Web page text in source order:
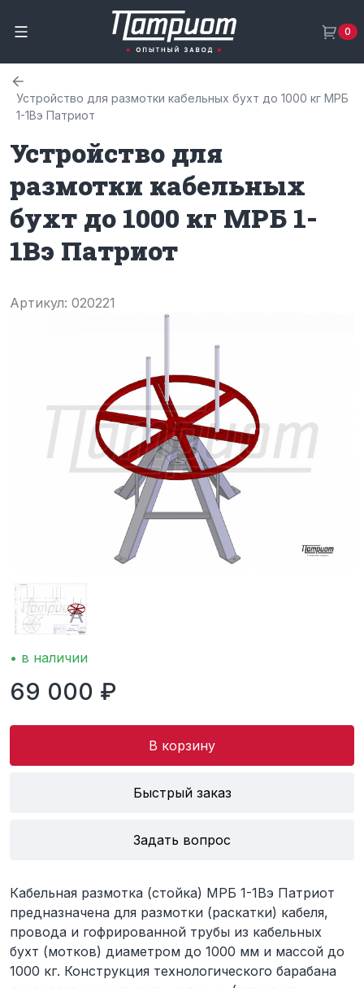
0
Устройство для размотки кабельных бухт до 1000 кг МРБ
1-1Вэ Патриот
Устройство для
размотки кабельных
бухт до 1000 кг МРБ 1-
1Вэ Патриот
Артикул: 020221
• в наличии
69 000 ₽
В корзину
Быстрый заказ
Задать вопрос
Кабельная размотка (стойка) МРБ 1-1Вэ Патриот
предназначена для размотки (раскатки) кабеля,
провода и гофрированной трубы из кабельных
бухт (мотков) диаметром до 1000 мм и массой до
1000 кг. Конструкция технологического барабана